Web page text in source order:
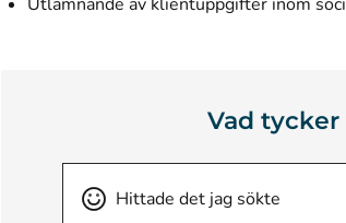
Vad tycker
Hittade det jag sökte